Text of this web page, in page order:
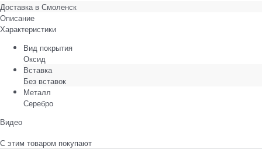
Доставка в Смоленск
Описание
Характеристики
Вид покрытия
Оксид
Вставка
Без вставок
Металл
Серебро
Видео
С этим товаром покупают